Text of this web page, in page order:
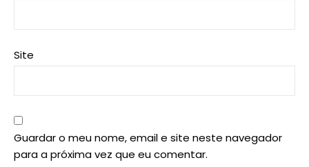
Site
Guardar o meu nome, email e site neste navegador
para a próxima vez que eu comentar.